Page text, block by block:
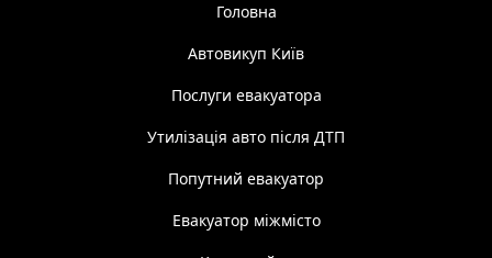
Головна
Автовикуп Київ
Послуги евакуатора
Утилізація авто після ДТП
Попутний евакуатор
Евакуатор міжмісто